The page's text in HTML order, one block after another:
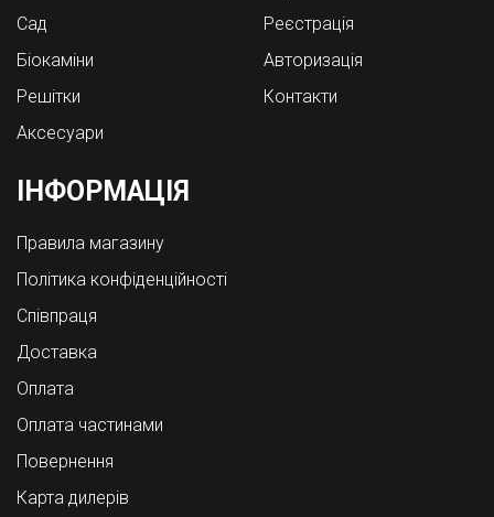
Cад
Біокаміни
Решітки
Аксесуари
Реєстрація
Авторизація
Контакти
ІНФОРМАЦІЯ
Правила магазину
Політика конфіденційності
Співпраця
Доставка
Оплата
Оплата частинами
Повернення
Карта дилерів